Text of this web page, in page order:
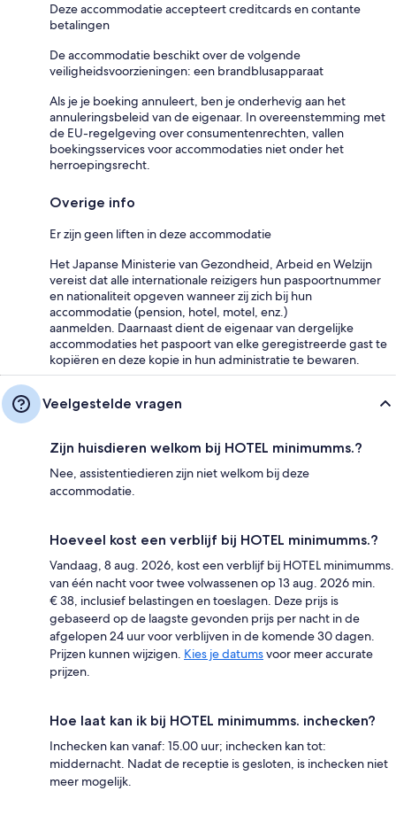
Deze accommodatie accepteert creditcards en contante
betalingen
De accommodatie beschikt over de volgende
veiligheidsvoorzieningen: een brandblusapparaat
Als je je boeking annuleert, ben je onderhevig aan het
annuleringsbeleid van de eigenaar. In overeenstemming met
de EU-regelgeving over consumentenrechten, vallen
boekingsservices voor accommodaties niet onder het
herroepingsrecht.
Overige info
Er zijn geen liften in deze accommodatie
Het Japanse Ministerie van Gezondheid, Arbeid en Welzijn
vereist dat alle internationale reizigers hun paspoortnummer
en nationaliteit opgeven wanneer zij zich bij hun
accommodatie (pension, hotel, motel, enz.)
aanmelden. Daarnaast dient de eigenaar van dergelijke
accommodaties het paspoort van elke geregistreerde gast te
kopiëren en deze kopie in hun administratie te bewaren.
Veelgestelde vragen
Zijn huisdieren welkom bij HOTEL minimumms.?
Nee, assistentiedieren zijn niet welkom bij deze
accommodatie.
Hoeveel kost een verblijf bij HOTEL minimumms.?
Vandaag, 8 aug. 2026, kost een verblijf bij HOTEL minimumms.
van één nacht voor twee volwassenen op 13 aug. 2026 min.
€ 38, inclusief belastingen en toeslagen. Deze prijs is
gebaseerd op de laagste gevonden prijs per nacht in de
afgelopen 24 uur voor verblijven in de komende 30 dagen.
Prijzen kunnen wijzigen. Kies je datumsvoor meer accurate
prijzen.
Hoe laat kan ik bij HOTEL minimumms. inchecken?
Inchecken kan vanaf: 15.00 uur; inchecken kan tot:
middernacht. Nadat de receptie is gesloten, is inchecken niet
meer mogelijk.